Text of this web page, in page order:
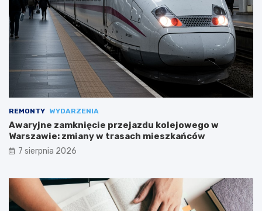
REMONTY WYDARZENIA
Awaryjne zamknięcie przejazdu kolejowego w
Warszawie: zmiany w trasach mieszkańców
7 sierpnia 2026